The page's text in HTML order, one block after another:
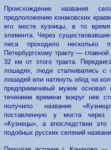
Происхождение названия
предположению конаковских
его месте кузницы, в то время
элемента. Через
леса проходило несколько
Петербургскому тракту —
32 км от этого тракта.
лошадях, люди сталкивались с
лошадей или натянуть обод на
предприимчивый мужик основал
течением времени вокруг нее
получило название
поставленную у моста через
«Кузнецы», а впоследствии
подобных русских селений